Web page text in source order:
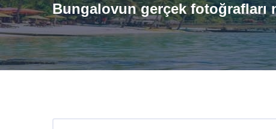
Bungalovun gerçek fotoğrafları